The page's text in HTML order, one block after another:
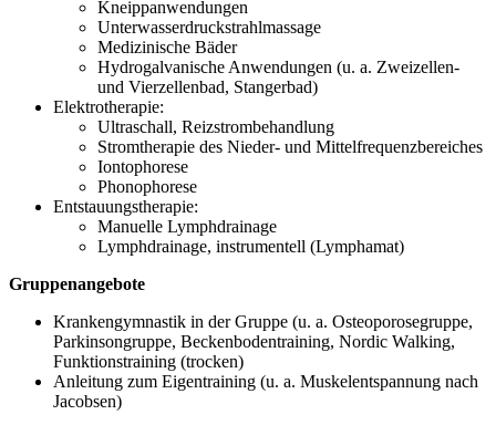
Kneippanwendungen
Unterwasserdruckstrahlmassage
Medizinische Bäder
Hydrogalvanische Anwendungen (u. a. Zweizellen-
und Vierzellenbad, Stangerbad)
Elektrotherapie:
Ultraschall, Reizstrombehandlung
Stromtherapie des Nieder- und Mittelfrequenzbereiches
Iontophorese
Phonophorese
Entstauungstherapie:
Manuelle Lymphdrainage
Lymphdrainage, instrumentell (Lymphamat)
Gruppenangebote
Krankengymnastik in der Gruppe (u. a. Osteoporosegruppe,
Parkinsongruppe, Beckenbodentraining, Nordic Walking,
Funktionstraining (trocken)
Anleitung zum Eigentraining (u. a. Muskelentspannung nach
Jacobsen)